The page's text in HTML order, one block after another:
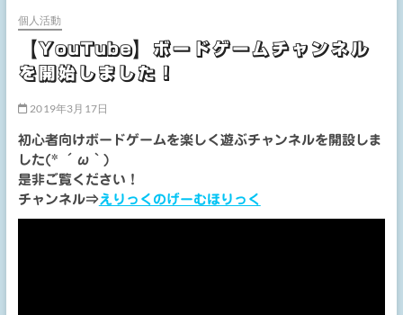
個人活動
【YouTube】ボードゲームチャンネル
を開始しました！
2019年3月17日
初心者向けボードゲームを楽しく遊ぶチャンネルを開設しま
した(* ´ω｀)
是非ご覧ください！
チャンネル⇒えりっくのげーむほりっく